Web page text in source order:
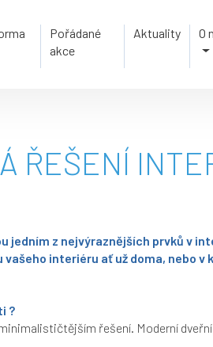
Pořádané
akce
Aktuality O
ŘEŠENÍ
jedním z nejvýraznějších prvků v
interiéru ať už doma, nebo v
?
řešení. Moderní